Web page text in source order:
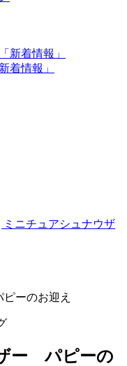
新着情報」
着情報」
ミニチュアシュナウザ
ーのお迎え
ー パピーの